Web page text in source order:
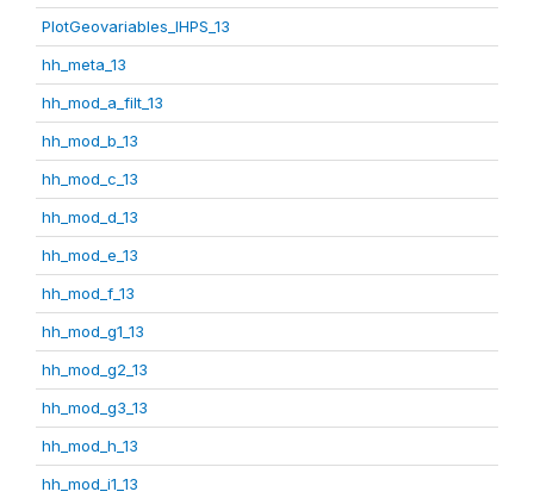
PlotGeovariables_IHPS_13
hh_meta_13
hh_mod_a_filt_13
hh_mod_b_13
hh_mod_c_13
hh_mod_d_13
hh_mod_e_13
hh_mod_f_13
hh_mod_g1_13
hh_mod_g2_13
hh_mod_g3_13
hh_mod_h_13
hh_mod_i1_13